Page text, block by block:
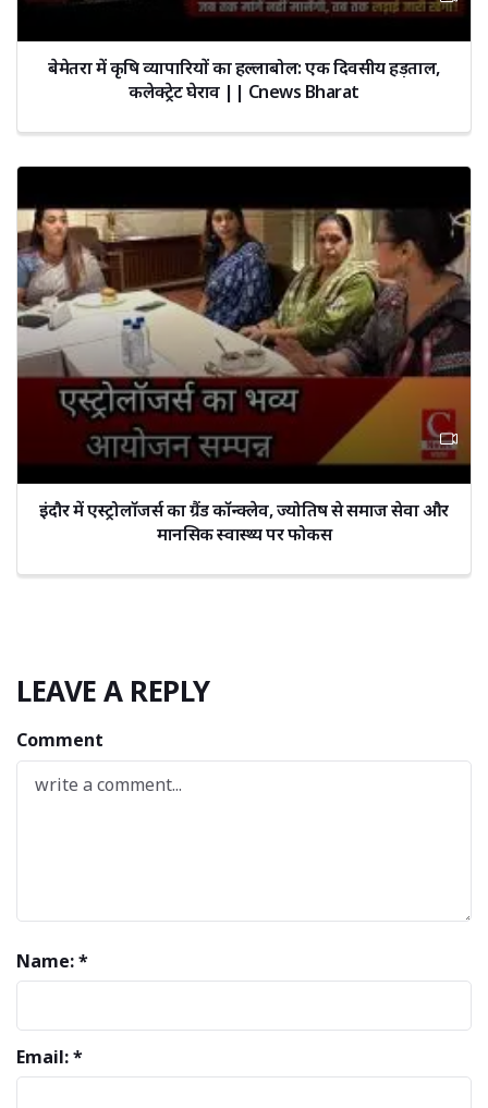
बेमेतरा में कृषि व्यापारियों का हल्लाबोल: एक दिवसीय हड़ताल,
कलेक्ट्रेट घेराव || Cnews Bharat
इंदौर में एस्ट्रोलॉजर्स का ग्रैंड कॉन्क्लेव, ज्योतिष से समाज सेवा और
मानसिक स्वास्थ्य पर फोकस
LEAVE A REPLY
Comment
Name: *
Email: *